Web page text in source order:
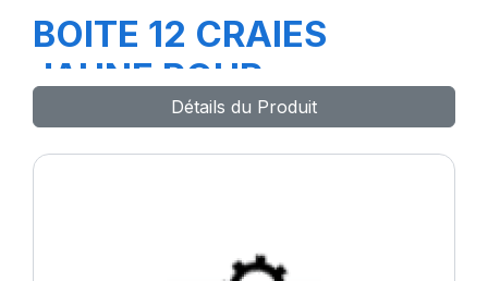
BOITE 12 CRAIES
JAUNE POUR
CAOUTCHOUC
Détails du Produit